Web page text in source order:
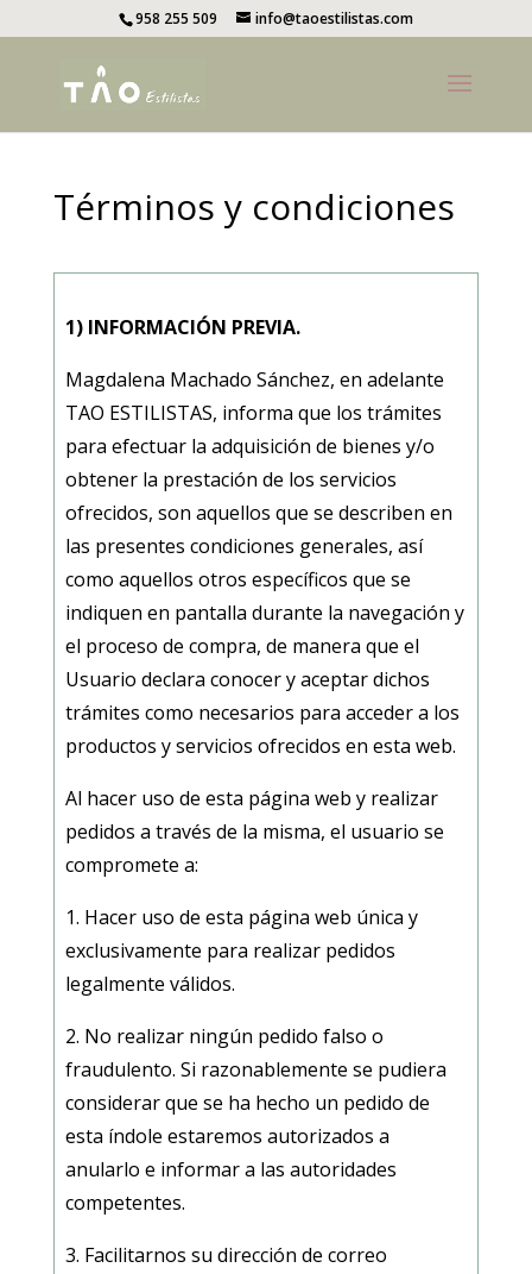
958 255 509 info@taoestilistas.com
Términos y condiciones
1) INFORMACIÓN PREVIA.
Magdalena Machado Sánchez, en adelante
TAO ESTILISTAS, informa que los trámites
para efectuar la adquisición de bienes y/o
obtener la prestación de los servicios
ofrecidos, son aquellos que se describen en
las presentes condiciones generales, así
como aquellos otros específicos que se
indiquen en pantalla durante la navegación y
el proceso de compra, de manera que el
Usuario declara conocer y aceptar dichos
trámites como necesarios para acceder a los
productos y servicios ofrecidos en esta web.
Al hacer uso de esta página web y realizar
pedidos a través de la misma, el usuario se
compromete a:
1. Hacer uso de esta página web única y
exclusivamente para realizar pedidos
legalmente válidos.
2. No realizar ningún pedido falso o
fraudulento. Si razonablemente se pudiera
considerar que se ha hecho un pedido de
esta índole estaremos autorizados a
anularlo e informar a las autoridades
competentes.
3. Facilitarnos su dirección de correo